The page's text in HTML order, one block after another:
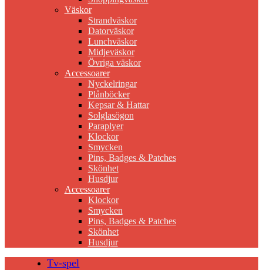
Väskor
Strandväskor
Datorväskor
Lunchväskor
Midjeväskor
Övriga väskor
Accessoarer
Nyckelringar
Plånböcker
Kepsar & Hattar
Solglasögon
Paraplyer
Klockor
Smycken
Pins, Badges & Patches
Skönhet
Husdjur
Accessoarer
Klockor
Smycken
Pins, Badges & Patches
Skönhet
Husdjur
Tv-spel